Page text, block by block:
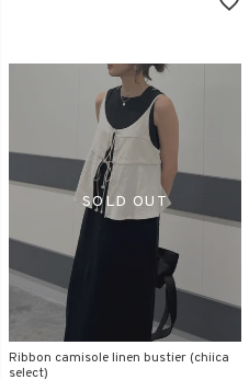
Ribbon camisole linen bustier (chiica
select)